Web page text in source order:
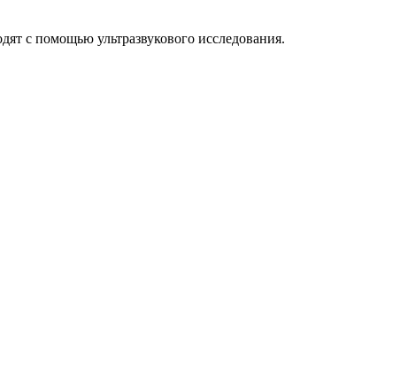
с помощью ультразвукового исследования.